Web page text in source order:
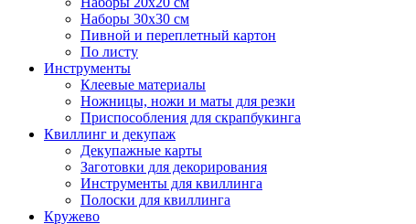
Наборы 30х30 см
Пивной и переплетный картон
По листу
Инструменты
Клеевые материалы
Ножницы, ножи и маты для резки
Приспособления для скрапбукинга
Квиллинг и декупаж
Декупажные карты
Заготовки для декорирования
Инструменты для квиллинга
Полоски для квиллинга
Кружево